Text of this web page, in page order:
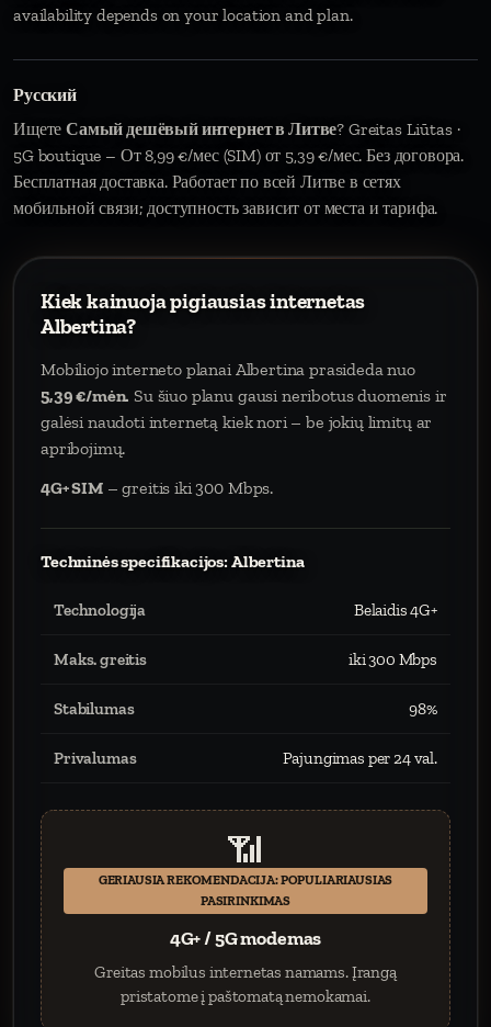
availability depends on your location and plan.
Русский
ИщетеСамый дешёвый интернет в Литве? Greitas Liūtas ·
5G boutique – От 8,99 €/мес (SIM) от 5,39 €/мес. Без договора.
Бесплатная доставка. Работает по всей Литве в сетях
мобильной связи; доступность зависит от места и тарифа.
Kiek kainuoja pigiausias internetas
Albertina?
Mobiliojo interneto planai Albertina prasideda nuo
5,39 €/mėn. Su šiuo planu gausi neribotus duomenis ir
galėsi naudoti internetą kiek nori – be jokių limitų ar
apribojimų.
4G+ SIM– greitis iki 300 Mbps.
Techninės specifikacijos: Albertina
Technologija Belaidis 4G+
Maks. greitis iki 300 Mbps
Stabilumas 98%
Privalumas Pajungimas per 24 val.
📶
GERIAUSIA REKOMENDACIJA: POPULIARIAUSIAS
PASIRINKIMAS
4G+ / 5G modemas
Greitas mobilus internetas namams. Įrangą
pristatome į paštomatą nemokamai.